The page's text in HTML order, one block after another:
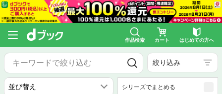
作品検索 カート はじめての方へ
絞り込み
シリーズでまとめる